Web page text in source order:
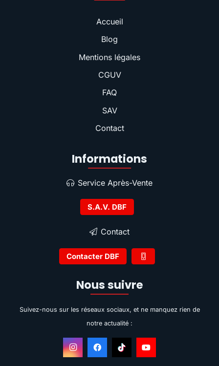
Accueil
Blog
Mentions légales
CGUV
FAQ
SAV
Contact
Informations
Service Après-Vente
S.A.V. DBF
Contact
Contacter DBF
Nous suivre
Suivez-nous sur les réseaux sociaux, et ne manquez rien de
notre actualité :